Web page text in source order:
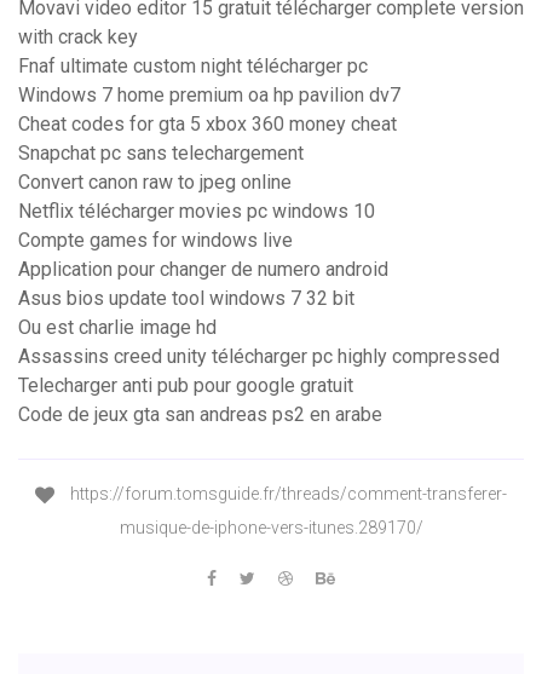
Movavi video editor 15 gratuit télécharger complete version
with crack key
Fnaf ultimate custom night télécharger pc
Windows 7 home premium oa hp pavilion dv7
Cheat codes for gta 5 xbox 360 money cheat
Snapchat pc sans telechargement
Convert canon raw to jpeg online
Netflix télécharger movies pc windows 10
Compte games for windows live
Application pour changer de numero android
Asus bios update tool windows 7 32 bit
Ou est charlie image hd
Assassins creed unity télécharger pc highly compressed
Telecharger anti pub pour google gratuit
Code de jeux gta san andreas ps2 en arabe
https://forum.tomsguide.fr/threads/comment-transferer-
musique-de-iphone-vers-itunes.289170/